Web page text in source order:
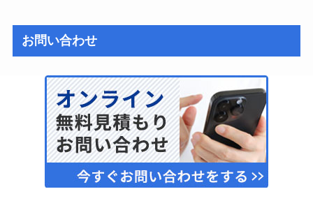
お問い合わせ